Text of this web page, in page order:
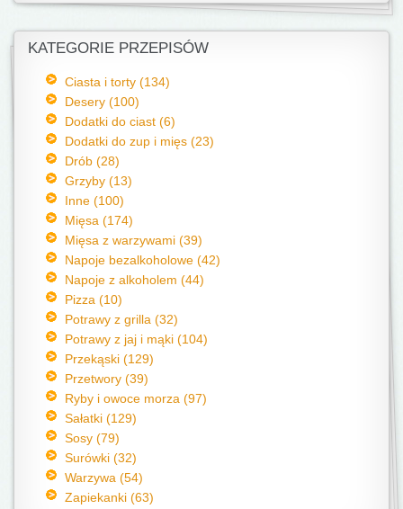
KATEGORIE PRZEPISÓW
Ciasta i torty (134)
Desery (100)
Dodatki do ciast (6)
Dodatki do zup i mięs (23)
Drób (28)
Grzyby (13)
Inne (100)
Mięsa (174)
Mięsa z warzywami (39)
Napoje bezalkoholowe (42)
Napoje z alkoholem (44)
Pizza (10)
Potrawy z grilla (32)
Potrawy z jaj i mąki (104)
Przekąski (129)
Przetwory (39)
Ryby i owoce morza (97)
Sałatki (129)
Sosy (79)
Surówki (32)
Warzywa (54)
Zapiekanki (63)